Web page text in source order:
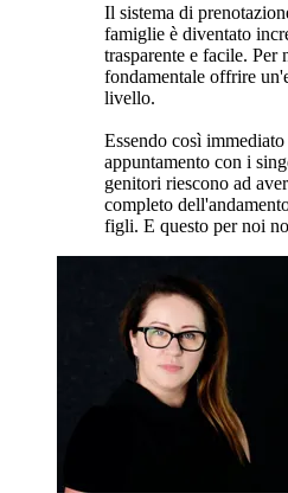
Il sistema di
famiglie è diventato
trasparente e facile. Per
fondamentale offrire
livello.
Essendo così
appuntamento con i
genitori riescono ad
completo
figli. E questo per noi